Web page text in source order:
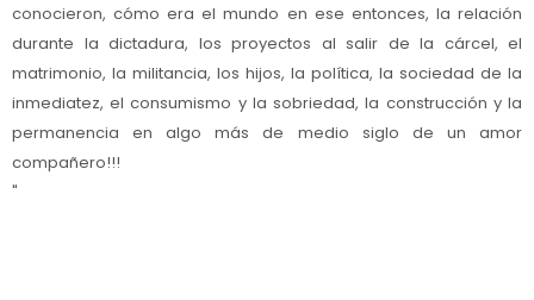
conocieron, cómo era el mundo en ese entonces, la relación
durante la dictadura, los proyectos al salir de la cárcel, el
matrimonio, la militancia, los hijos, la política, la sociedad de la
inmediatez, el consumismo y la sobriedad, la construcción y la
permanencia en algo más de medio siglo de un amor
compañero!!!
"